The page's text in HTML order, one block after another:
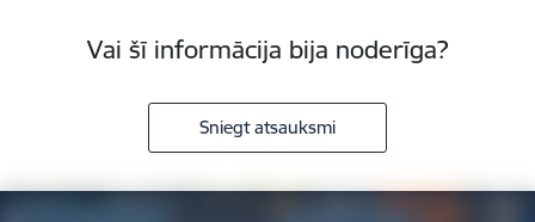
Vai šī informācija bija noderīga?
Sniegt atsauksmi